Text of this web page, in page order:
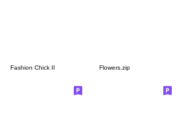
Fashion Chick II Flowers.zip